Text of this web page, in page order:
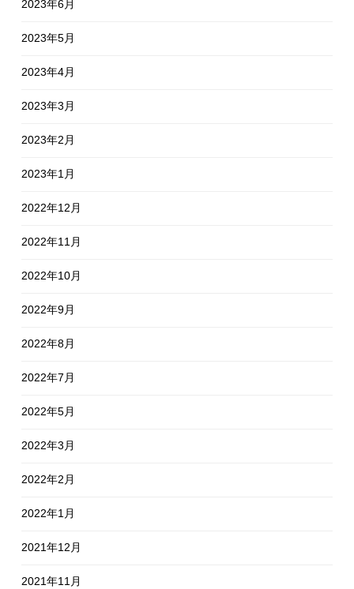
2023年6月
2023年5月
2023年4月
2023年3月
2023年2月
2023年1月
2022年12月
2022年11月
2022年10月
2022年9月
2022年8月
2022年7月
2022年5月
2022年3月
2022年2月
2022年1月
2021年12月
2021年11月